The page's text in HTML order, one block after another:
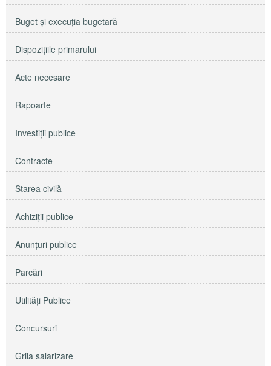
Buget şi execuţia bugetară
Dispoziţiile primarului
Acte necesare
Rapoarte
Investiţii publice
Contracte
Starea civilă
Achiziţii publice
Anunţuri publice
Parcări
Utilităţi Publice
Concursuri
Grila salarizare